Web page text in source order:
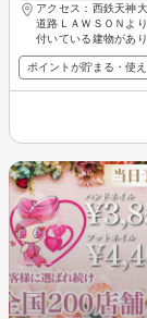
アクセス：西鉄天神
道路ＬＡＷＳＯＮよ
付いている建物があ
ポイントが貯まる・使